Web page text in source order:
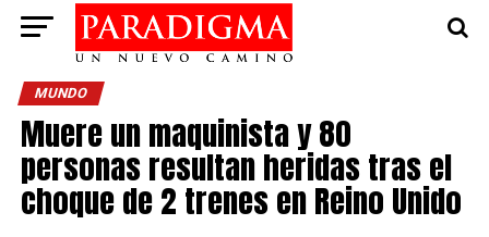
MUNDO
Muere un maquinista y 80
personas resultan heridas tras el
choque de 2 trenes en Reino Unido